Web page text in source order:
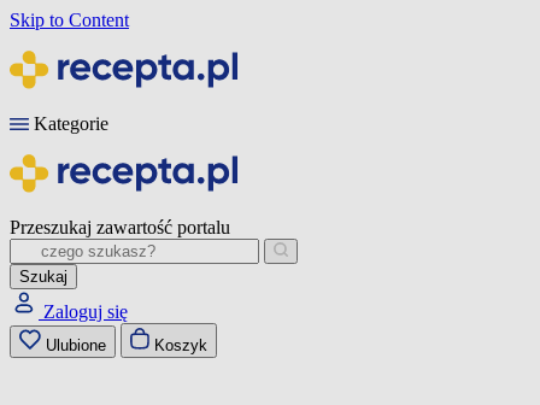
Skip to Content
Kategorie
Przeszukaj zawartość portalu
Szukaj
Zaloguj się
Ulubione Koszyk